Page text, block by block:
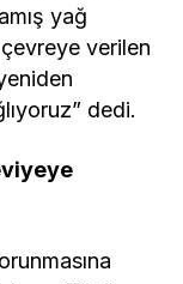
yağ
verilen
dedi.